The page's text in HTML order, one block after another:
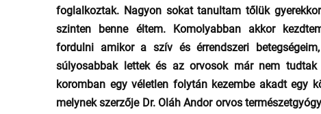
foglalkoztak. Nagyon sokat tanultam tőlük
szinten benne éltem. Komolyabban akkor
fordulni amikor a szív és érrendszeri
súlyosabbak lettek és az orvosok már nem
koromban egy véletlen folytán kezembe akadt egy
melynek szerzője Dr. Oláh Andor orvos